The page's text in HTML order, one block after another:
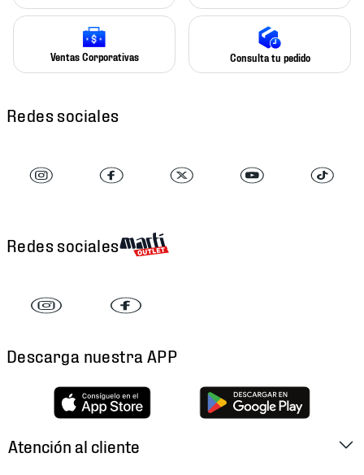
Ventas Corporativas Consulta tu pedido
Redes sociales
Redes sociales
Descarga nuestra APP
Atención al cliente